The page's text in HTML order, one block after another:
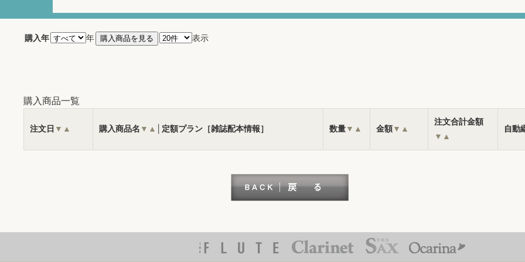
購入年 年 表示
購入商品一覧
注文日 ▼ ▲ 購入商品名 ▼ ▲ │定額プラン［雑誌配本情報］ 数量▼ ▲ 金額▼ ▲
注文合計金額
▼ ▲
自動